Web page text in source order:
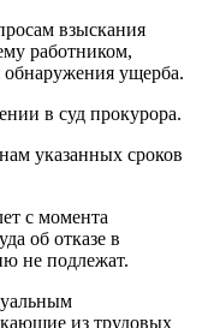
взыскания
работником,
обнаружения ущерба.
в суд прокурора.
указанных сроков
с момента
об отказе в
не подлежат.
из трудовых